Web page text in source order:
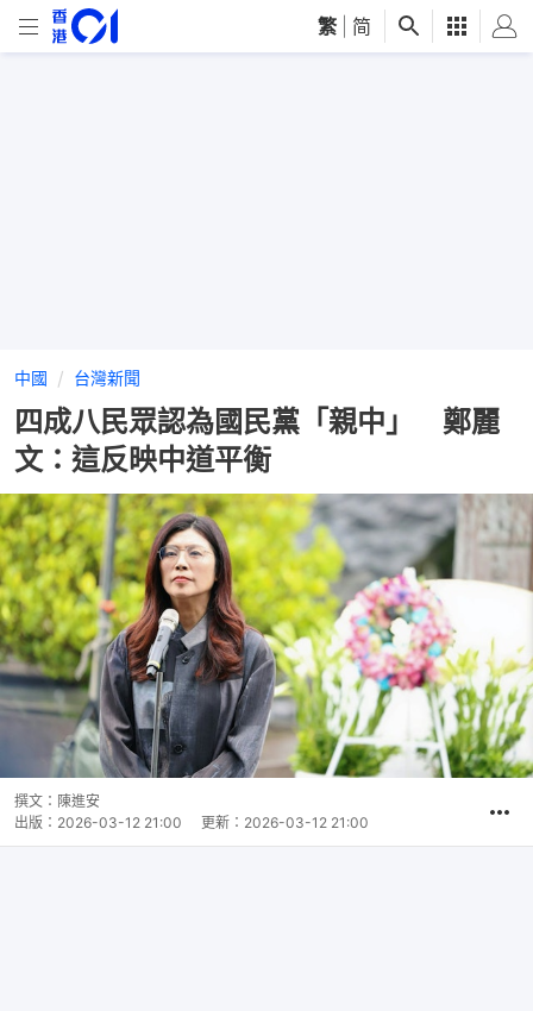
繁 简
中國 台灣新聞
四成八民眾認為國民黨「親中」 鄭麗
文：這反映中道平衡
撰文： 陳進安
出版： 2026-03-12 21:00 更新： 2026-03-12 21:00